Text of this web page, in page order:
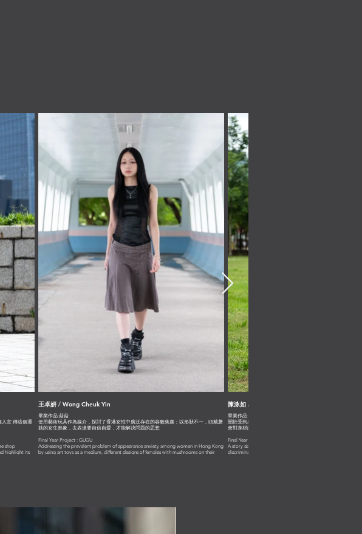
人宣 傳這個運
shop
highlight its
王卓妍 / Wong Cheuk Yin
畢業作品:菇菇
使用藝術玩具作為媒介，探討了香港女性中廣泛存在的容貌焦慮；以形狀不一，頭戴蘑
菇的女生形象，去表達要自信自愛，才能解決問題的思想
Final Year Project : GUGU
Addressing the prevalent problem of appearance anxiety among women in Hong Kong
by using art toys as a medium, different designs of females with mushrooms on their
陳泳如 /CHEN Yongru
畢業作品: 撕破枷鎖
關於受到身材焦慮影響和與其鬥爭的一個男生的故事，
會對身材的偏見，讓大家擁有建立自我的勇氣
A story about a boy who battles body anxiety in an effort to
discrimination and inspire everyone to be bold enough to